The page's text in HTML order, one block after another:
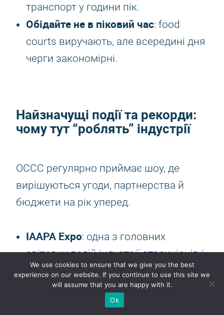
транспорт у години пік.
Обідайте не в піковий час: food
courts виручають, але всередині дня
черги закономірні.
Найзначущі події та рекорди:
чому тут “роблять” індустрії
OCCC регулярно приймає шоу, де
вирішуються угоди, партнерства й
бюджети на рік уперед.
IAAPA Expo: одна з головних
світових подій індустрії атракціонів і
розваг, із планами розширення по
конкорсах для майбутніх випусків.
: у 2025 році виставка
We use cookies to ensure that we give you the best
experience on our website. If you continue to use this site we
will assume that you are happy with it.
Ok